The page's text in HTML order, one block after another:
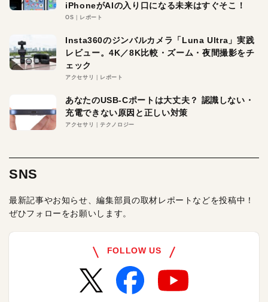
iPhoneがAIの入り口になる未来はすぐそこ！
OS レポート
Insta360のジンバルカメラ「Luna Ultra」実践
レビュー。4K／8K比較・ズーム・夜間撮影をチ
ェック
アクセサリ レポート
あなたのUSB-Cポートは大丈夫？ 認識しない・
充電できない原因と正しい対策
アクセサリ テクノロジー
SNS
最新記事やお知らせ、編集部員の取材レポートなどを投稿中！
ぜひフォローをお願いします。
FOLLOW US